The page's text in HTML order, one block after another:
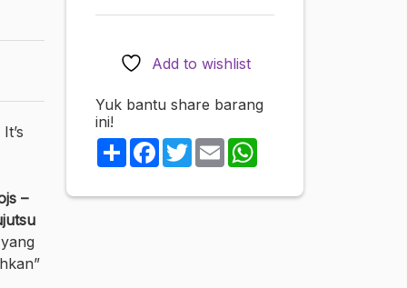
–
Chakosuke)
Though
Small,
It's
the
Best.
Add to wishlist
Yuk bantu share barang
ini!
ShareFacebook
TwitterEmail